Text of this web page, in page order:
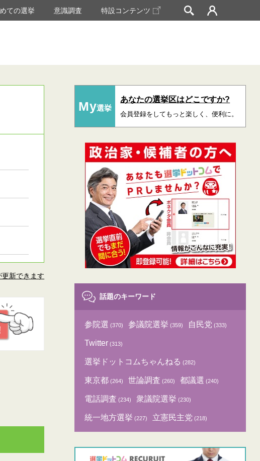
ての選挙 意識調査 特設コンテンツ
新できます
My選挙
あなたの選挙区はどこですか?
会員登録をしてもっと楽しく、便利に。
話題のキーワード
参院選 (370) 参議院選挙 (359) 自民党 (333)
Twitter (313)
選挙ドットコムちゃんねる (282)
東京都 (264) 世論調査 (260) 都議選 (240)
電話調査 (234) 衆議院選挙 (230)
統一地方選挙 (227) 立憲民主党 (218)